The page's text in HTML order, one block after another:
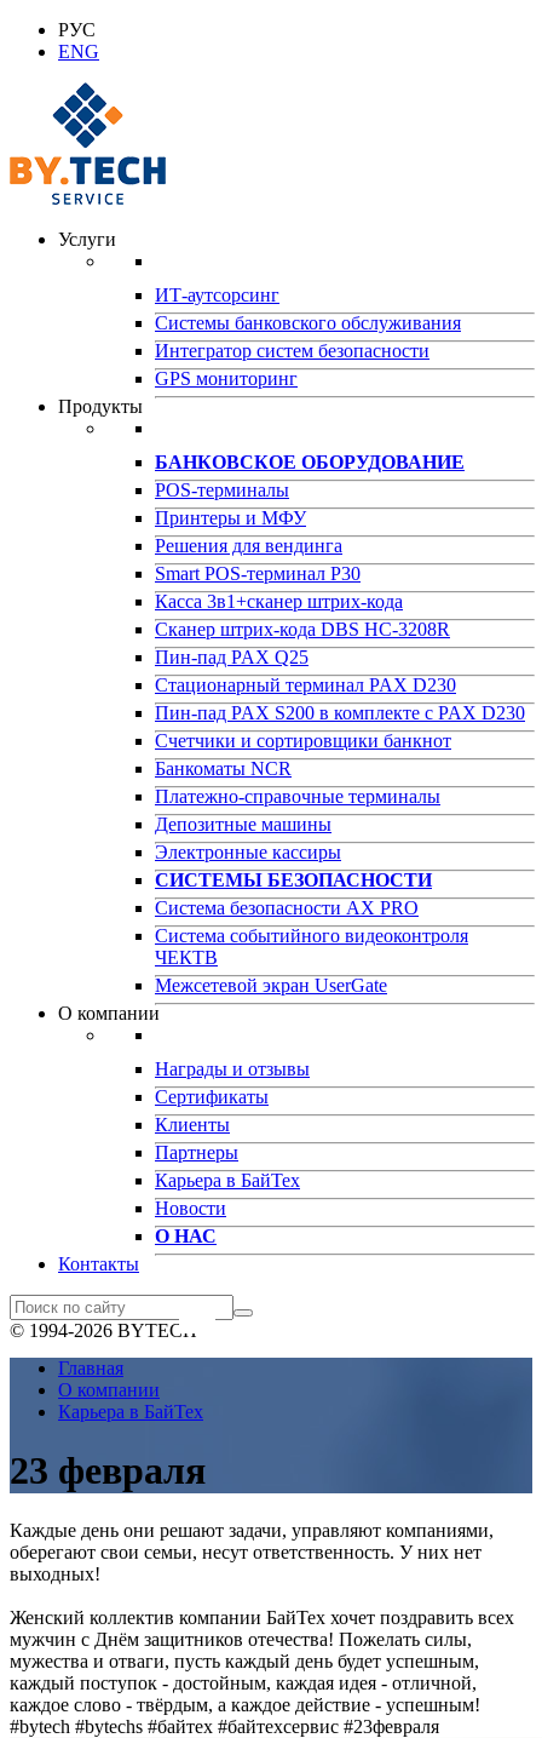
РУС
ENG
Услуги
ИТ-аутсорсинг
Системы банковского обслуживания
Интегратор систем безопасности
GPS мониторинг
Продукты
БАНКОВСКОЕ ОБОРУДОВАНИЕ
POS-терминалы
Принтеры и МФУ
Решения для вендинга
Smart POS-терминал P30
Касса 3в1+сканер штрих-кода
Сканер штрих-кода DBS HC-3208R
Пин-пад PAX Q25
Стационарный терминал PAX D230
Пин-пад PAX S200 в комплекте с PAX D230
Счетчики и сортировщики банкнот
Банкоматы NCR
Платежно-справочные терминалы
Депозитные машины
Электронные кассиры
СИСТЕМЫ БЕЗОПАСНОСТИ
Система безопасности AX PRO
Система событийного видеоконтроля
ЧЕКТВ
Межсетевой экран UserGate
О компании
Награды и отзывы
Сертификаты
Клиенты
Партнеры
Карьера в БайТех
Новости
О НАС
Контакты
© 1994-2026 BYTECH
Главная
О компании
Карьера в БайТех
23 февраля
Каждые день они решают задачи, управляют компаниями,
оберегают свои семьи, несут ответственность. У них нет
выходных!
Женский коллектив компании БайТех хочет поздравить всех
мужчин с Днём защитников отечества! Пожелать силы,
мужества и отваги, пусть каждый день будет успешным,
каждый поступок - достойным, каждая идея - отличной,
каждое слово - твёрдым, а каждое действие - успешным!
#bytech #bytechs #байтех #байтехсервис #23февраля